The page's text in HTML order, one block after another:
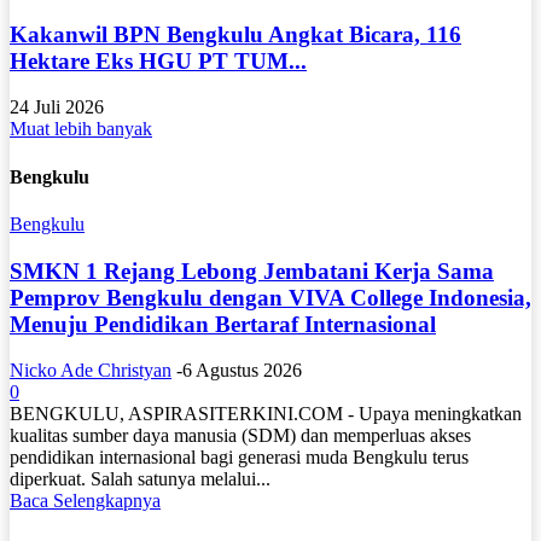
Kakanwil BPN Bengkulu Angkat Bicara, 116
Hektare Eks HGU PT TUM...
24 Juli 2026
Muat lebih banyak
Bengkulu
Bengkulu
SMKN 1 Rejang Lebong Jembatani Kerja Sama
Pemprov Bengkulu dengan VIVA College Indonesia,
Menuju Pendidikan Bertaraf Internasional
Nicko Ade Christyan -6 Agustus 2026
0
BENGKULU, ASPIRASITERKINI.COM - Upaya meningkatkan
kualitas sumber daya manusia (SDM) dan memperluas akses
pendidikan internasional bagi generasi muda Bengkulu terus
diperkuat. Salah satunya melalui...
Baca Selengkapnya